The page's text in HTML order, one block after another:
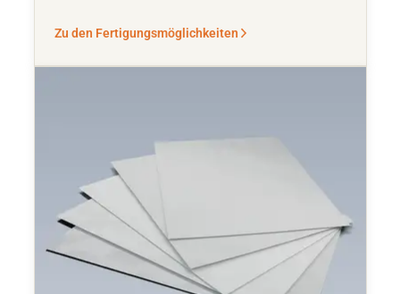
Zu den Fertigungsmöglichkeiten